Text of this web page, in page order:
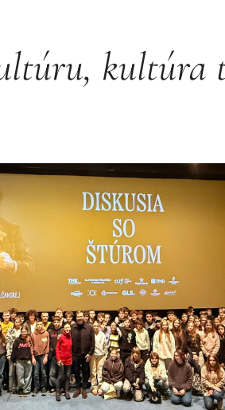
kultúra